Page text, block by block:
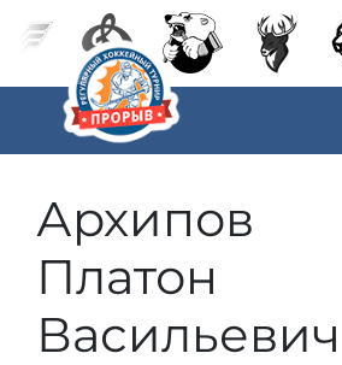
Архипов
Платон
Васильевич